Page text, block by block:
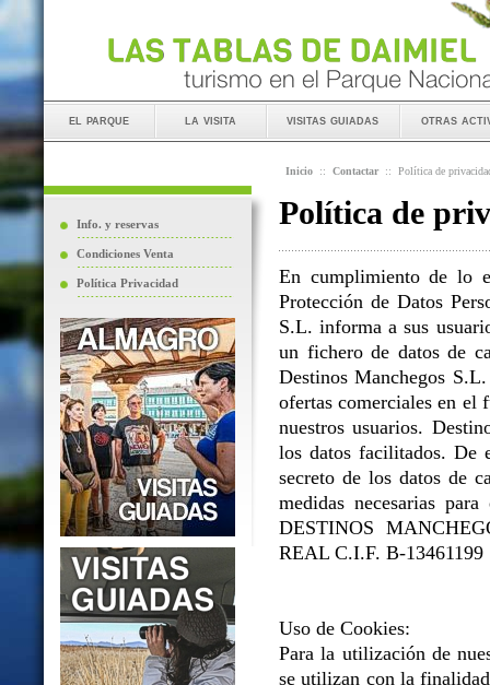
el parque la visita visitas guiadas otras
Info. y reservas
Condiciones Venta
Política Privacidad
Inicio :: Contactar :: Política de
Política de
En cumplimiento de lo
Protección de Datos
S.L. informa a sus
un fichero de datos de
Destinos Manchegos
ofertas comerciales en el
nuestros usuarios.
los datos facilitados. De
secreto de los datos de
medidas necesarias
DESTINOS
REAL C.I.F. B-13461199
Uso de Cookies:
Para la utilización de
se utilizan con la